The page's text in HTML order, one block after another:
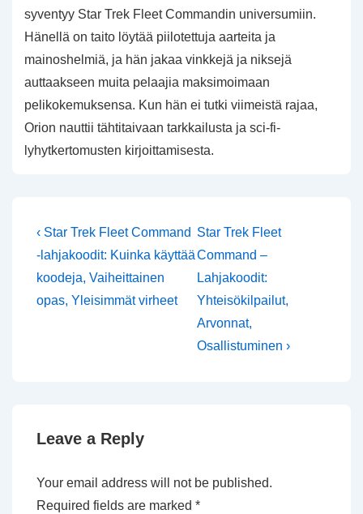
syventyy Star Trek Fleet Commandin universumiin.
Hänellä on taito löytää piilotettuja aarteita ja
mainoshelmiä, ja hän jakaa vinkkejä ja niksejä
auttaakseen muita pelaajia maksimoimaan
pelikokemuksensa. Kun hän ei tutki viimeistä rajaa,
Orion nauttii tähtitaivaan tarkkailusta ja sci-fi-
lyhytkertomusten kirjoittamisesta.
Post
navigation
Previous
Post
is
‹ Star Trek Fleet Command
-lahjakoodit: Kuinka käyttää
koodeja, Vaiheittainen
opas, Yleisimmät virheet
Next
Post
is
Star Trek Fleet
Command –
Lahjakoodit:
Yhteisökilpailut,
Arvonnat,
Osallistuminen ›
Leave a Reply
Your email address will not be published.
Required fields are marked *